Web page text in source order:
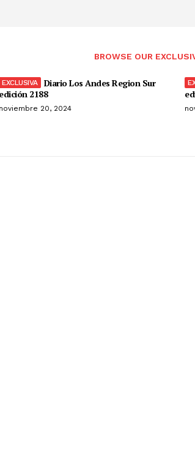
BROWSE OUR
Diario Los Andes Region Sur
edición 2188
noviembre 20, 2024